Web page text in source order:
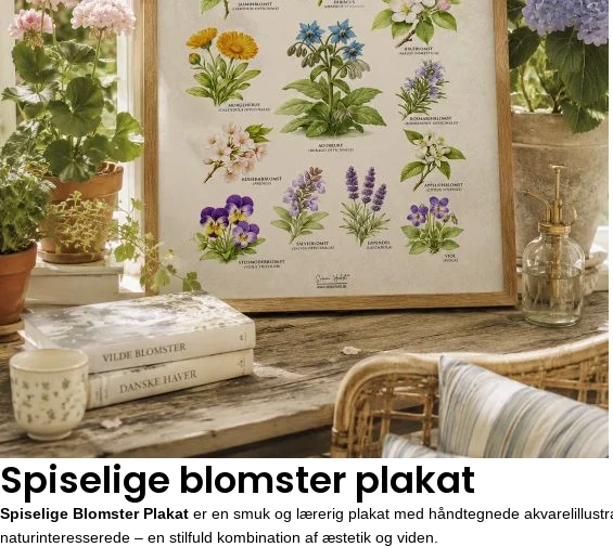
Spiselige blomster plakat
Spiselige Blomster Plakat er en smuk og lærerig plakat med håndtegnede
naturinteresserede – en stilfuld kombination af æstetik og viden.